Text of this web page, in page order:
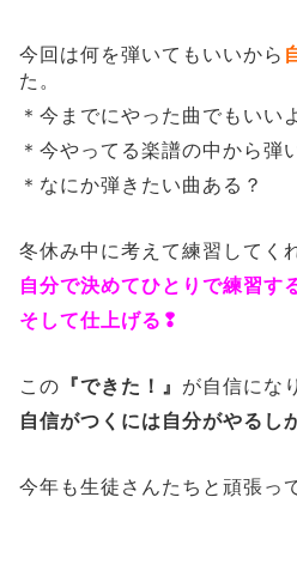
今回は何を弾いてもいいから
た。
＊今までにやった曲でもいい
＊今やってる楽譜の中から弾
＊なにか弾きたい曲ある？
冬休み中に考えて練習してく
自分で決めてひとりで練習す
そして仕上げる❢
この 『できた！』 が自信にな
自信がつくには自分がやるし
今年も生徒さんたちと頑張っ